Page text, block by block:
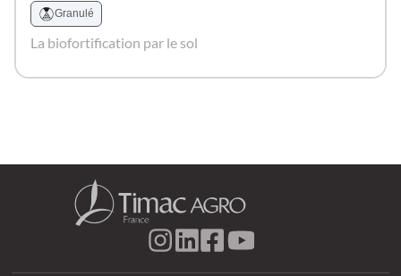
Granulé
La biofortification par le sol